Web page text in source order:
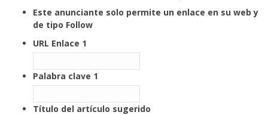
Este anunciante solo permite un enlace en su web y
de tipo Follow
URL Enlace 1
Palabra clave 1
Título del artículo sugerido